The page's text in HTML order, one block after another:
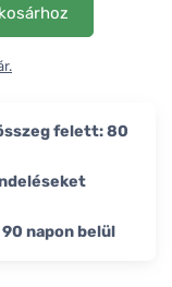
felett: 80
napon belül